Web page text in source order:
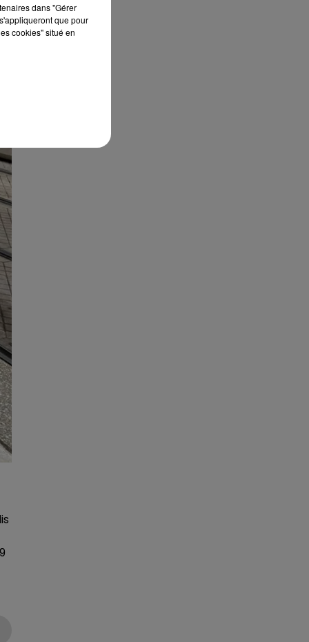
dans "Gérer
que pour
cookies" situé en